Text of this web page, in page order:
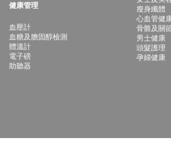
健康管理
血壓計
血糖及膽固醇檢測
體溫計
電子磅
助聽器
瘦身纖體
心血管健
骨骼及關
男士健康
頭髮護理
孕婦健康